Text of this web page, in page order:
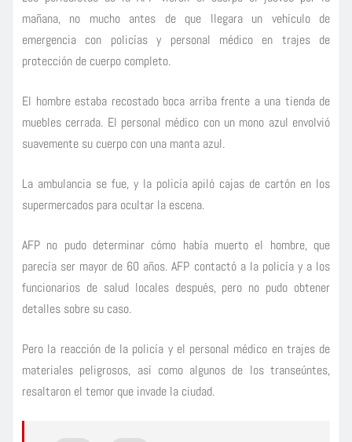
mañana, no mucho antes de que llegara un vehículo de
emergencia con policías y personal médico en trajes de
protección de cuerpo completo.
El hombre estaba recostado boca arriba frente a una tienda de
muebles cerrada. El personal médico con un mono azul envolvió
suavemente su cuerpo con una manta azul.
La ambulancia se fue, y la policía apiló cajas de cartón en los
supermercados para ocultar la escena.
AFP no pudo determinar cómo había muerto el hombre, que
parecía ser mayor de 60 años. AFP contactó a la policía y a los
funcionarios de salud locales después, pero no pudo obtener
detalles sobre su caso.
Pero la reacción de la policía y el personal médico en trajes de
materiales peligrosos, así como algunos de los transeúntes,
resaltaron el temor que invade la ciudad.